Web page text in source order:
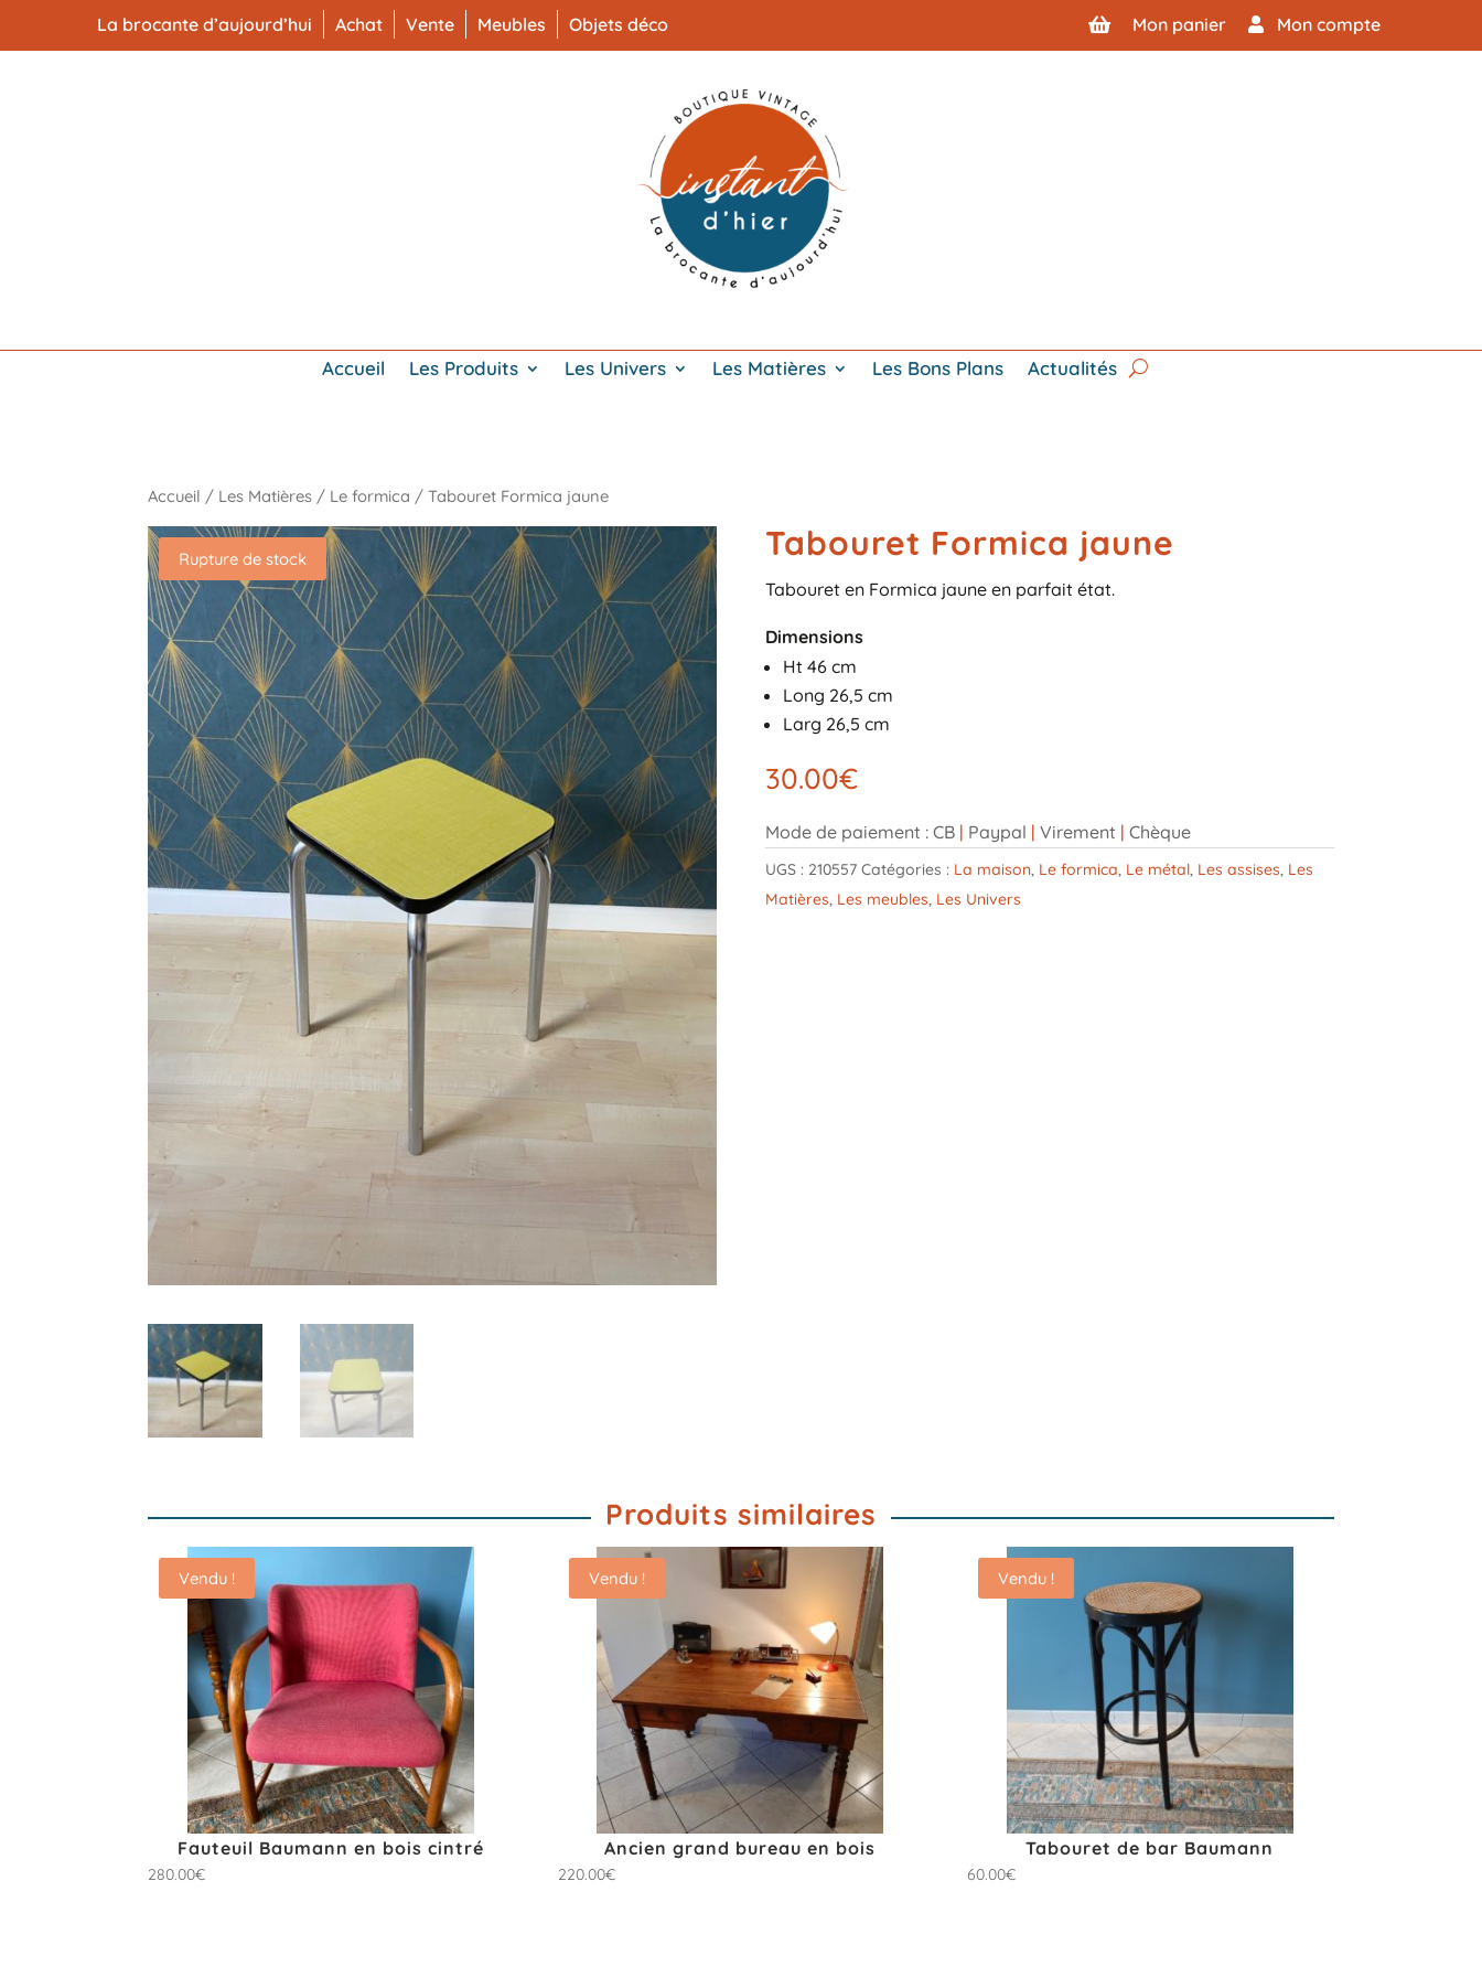
La brocante d’aujourd’hui Achat Vente Meubles Objets déco Mon compte
Mon panier
Accueil Les Produits Les Univers Les Matières Les Bons Plans Actualités
Accueil / Les Matières / Le formica / Tabouret Formica jaune
Tabouret Formica jaune
Tabouret en Formica jaune en parfait état.
Dimensions
Ht 46 cm
Long 26,5 cm
Larg 26,5 cm
30.00€
Rupture de stock
Mode de paiement : CB | Paypal | Virement | Chèque
UGS : 210557 Catégories : La maison, Le formica, Le métal, Les assises, Les
Matières, Les meubles, Les Univers
Produits similaires
Fauteuil Baumann en bois cintré
280.00€
Vendu !
Ancien grand bureau en bois
220.00€
Vendu !
Tabouret de bar Baumann
60.00€
Vendu !